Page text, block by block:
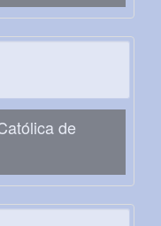
de